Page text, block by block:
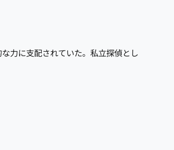
力に支配されていた。私立探偵とし